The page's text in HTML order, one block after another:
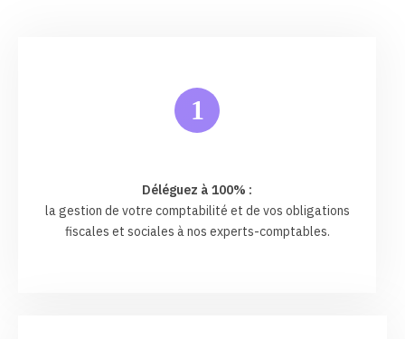
1
Déléguez à 100% :
la gestion de votre comptabilité et de vos obligations
fiscales et sociales à nos experts-comptables.